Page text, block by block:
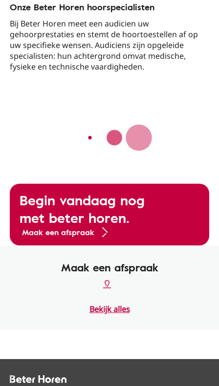
Onze Beter Horen hoorspecialisten
Bij Beter Horen meet een audicien uw
gehoorprestaties en stemt de hoortoestellen af op
uw specifieke wensen. Audiciens zijn opgeleide
specialisten: hun achtergrond omvat medische,
fysieke en technische vaardigheden.
Begin vandaag nog
met beter horen.
Maak een afspraak
Maak een afspraak
Bekijk alles